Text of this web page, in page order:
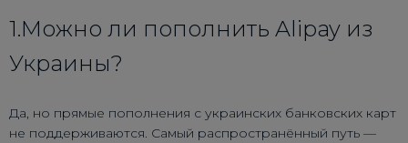
1.Можно ли пополнить Alipay из
Украины?
Да, но прямые пополнения с украинских банковских карт
не поддерживаются. Самый распространённый путь —